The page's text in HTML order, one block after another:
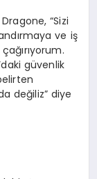
“Sizi
ve iş
güvenlik
değiliz” diye